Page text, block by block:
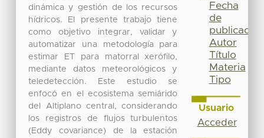
dinámica y gestión de los recursos
hídricos. El presente trabajo tiene
como objetivo integrar, validar y
automatizar una metodología para
estimar ET para matorral xerófilo,
mediante datos meteorológicos y
teledetección. Este estudio se
enfocó en el ecosistema semiárido
del Altiplano central, considerando
los registros de flujos turbulentos
(Eddy covariance) de la estación
Fecha
de
publicación
Autor
Título
Materia
Tipo
Usuario
Acceder